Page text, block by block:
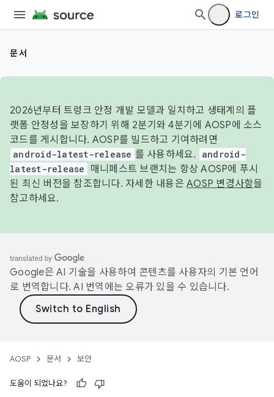
로그인
문서
2026년부터 트렁크 안정 개발 모델과 일치하고 생태계의 플
랫폼 안정성을 보장하기 위해 2분기와 4분기에 AOSP에 소스
코드를 게시합니다. AOSP를 빌드하고 기여하려면
android-latest-release 를 사용하세요.
android-
latest-release
매니페스트 브랜치는 항상 AOSP에 푸시
된 최신 버전을 참조합니다. 자세한 내용은 AOSP 변경사항을
참고하세요.
Google은 AI 기술을 사용하여 콘텐츠를 사용자의 기본 언어
로 번역합니다. AI 번역에는 오류가 있을 수 있습니다.
AOSP 문서 보안
도움이 되었나요?